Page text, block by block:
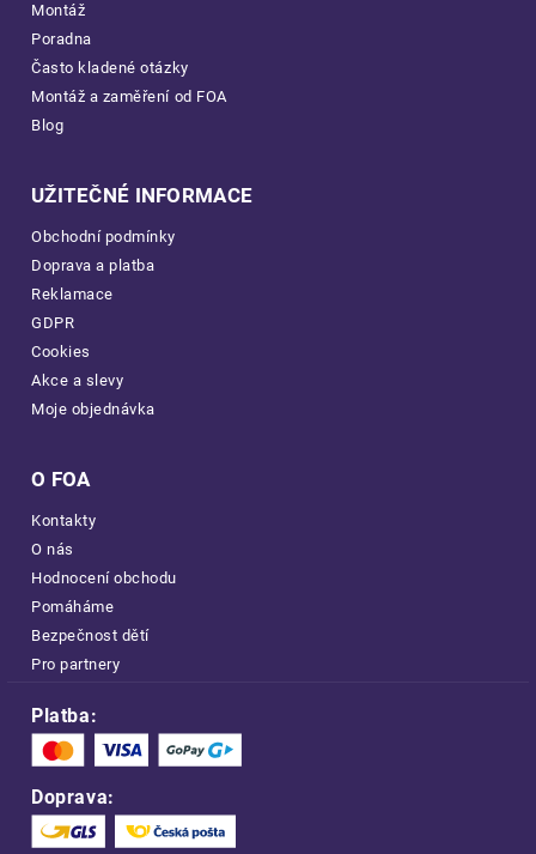
Montáž
Poradna
Často kladené otázky
Montáž a zaměření od FOA
Blog
UŽITEČNÉ INFORMACE
Obchodní podmínky
Doprava a platba
Reklamace
GDPR
Cookies
Akce a slevy
Moje objednávka
O FOA
Kontakty
O nás
Hodnocení obchodu
Pomáháme
Bezpečnost dětí
Pro partnery
Platba:
Doprava: